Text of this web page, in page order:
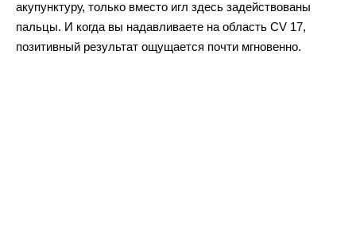
акупунктуру, только вместо игл здесь задействованы
пальцы. И когда вы надавливаете на область CV 17,
позитивный результат ощущается почти мгновенно.